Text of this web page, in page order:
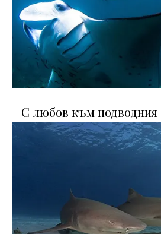
С любов към подводния